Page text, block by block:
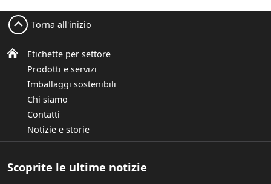
Etichette per settore
Prodotti e servizi
Imballaggi sostenibili
Chi siamo
Contatti
Notizie e storie
Torna all'inizio
Scoprite le ultime notizie